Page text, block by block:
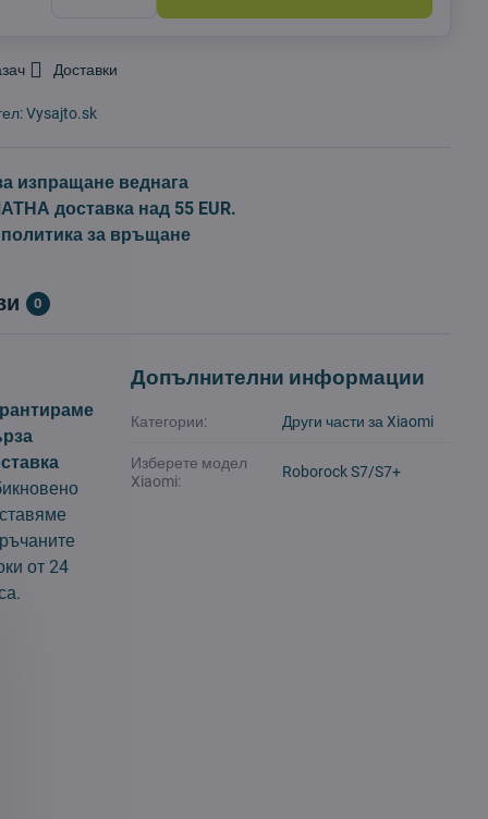
Доставки
Vysajto.sk
изпращане веднага
доставка над 55 EUR.
политика за връщане
0
от 24
Допълнителни информации
Категории: Други части за Xiaomi
Изберете модел
Xiaomi:
Roborock S7/S7+